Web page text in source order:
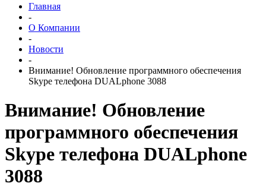
Главная
-
О Компании
-
Новости
-
Внимание! Обновление программного обеспечения
Skype телефона DUALphone 3088
Внимание! Обновление
программного обеспечения
Skype телефона DUALphone
3088